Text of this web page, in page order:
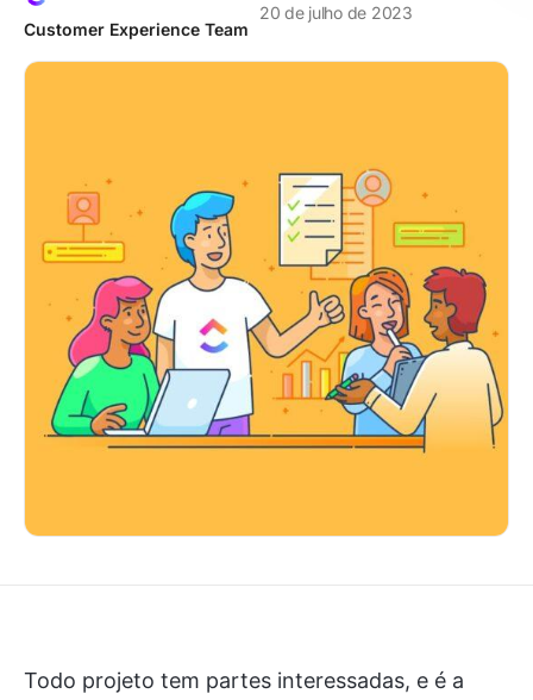
Customer Experience Team
20 de julho de 2023
Todo projeto tem partes interessadas, e é a